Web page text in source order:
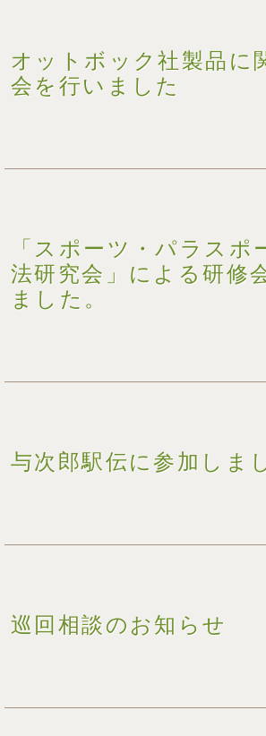
オットボック社製品に
会を行いました
「スポーツ・パラスポ
法研究会」による研修
ました。
与次郎駅伝に参加しま
巡回相談のお知らせ